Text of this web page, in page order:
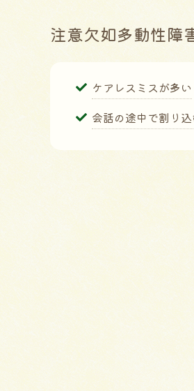
注意欠如多動性障
ケアレスミスが多い
会話の途中で割り